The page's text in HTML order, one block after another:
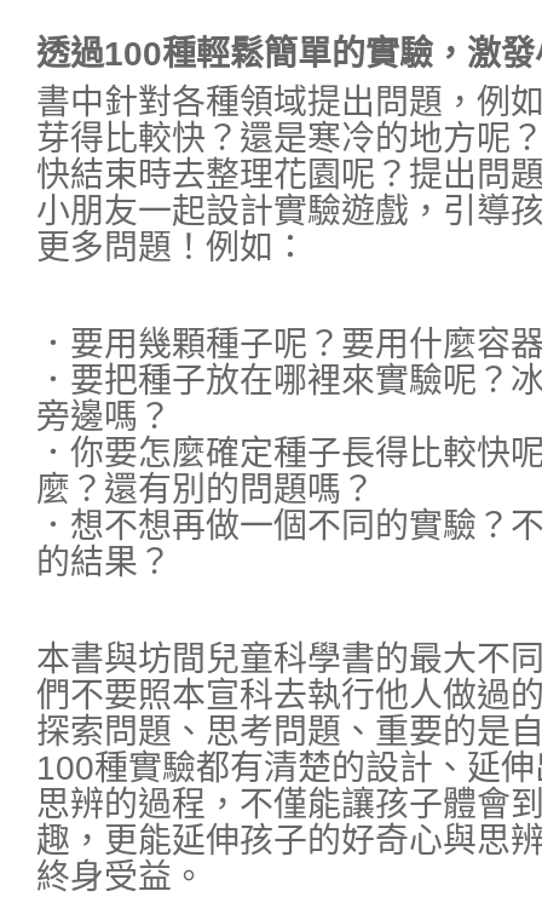
透過100種輕鬆簡單的實驗，激
書中針對各種領域提出問題，例
芽得比較快？還是寒冷的地方呢
快結束時去整理花園呢？提出問
小朋友一起設計實驗遊戲，引導
更多問題！例如：
．要用幾顆種子呢？要用什麼容
．要把種子放在哪裡來實驗呢？
旁邊嗎？
．你要怎麼確定種子長得比較快
麼？還有別的問題嗎？
．想不想再做一個不同的實驗？
的結果？
本書與坊間兒童科學書的最大不
們不要照本宣科去執行他人做過
探索問題、思考問題、重要的是
100種實驗都有清楚的設計、延
思辨的過程，不僅能讓孩子體會
趣，更能延伸孩子的好奇心與思
終身受益。